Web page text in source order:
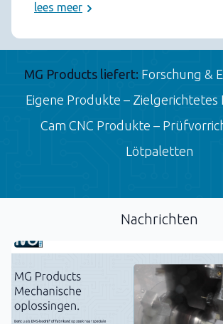
lees meer
MG Products liefert: Forschung &
Eigene Produkte – Zielgerichtetes
Cam CNC Produkte –
Lötpaletten
Nachrichten